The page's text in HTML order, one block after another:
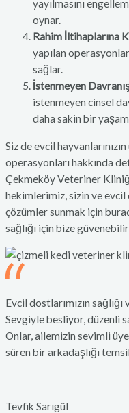
yayılmasını
oynar.
Rahim İltihaplarına
yapılan
sağlar.
İstenmeyen
istenmeyen cinsel
daha sakin bir
Siz de evcil
operasyonları hakkında
Çekmeköy Veteriner
hekimlerimiz, sizin ve evcil
çözümler sunmak için
sağlığı için bize
Evcil dostlarımızın
Sevgiyle besliyor, düzenli
Onlar, ailemizin sevimli
süren bir arkadaşlığı
Tevfik Sarıgül